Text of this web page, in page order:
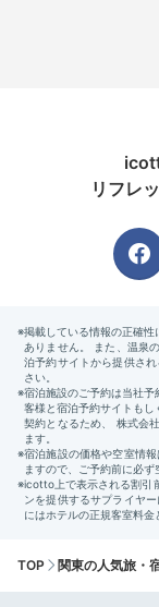
リフレ
TOP 関東の人気旅・